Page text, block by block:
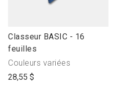
link
to
open
product
Classeur BASIC - 16
feuilles
Produit
avec"
Couleurs variées
28,55 $